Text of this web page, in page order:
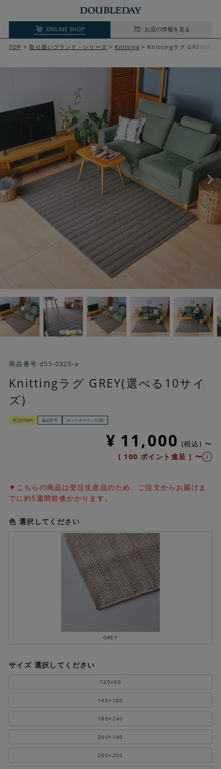
ONLINE SHOP お店の情報を見る
TOP 取り扱いブランド・シリーズ Knitting Knittingラグ GREY(選べ
商品番号 d55-0325-a
Knittingラグ GREY(選べる10サイ
ズ)
配送料無料 返品不可 ホットカーペットOK
¥ 11,000 税込
〜
[ 100 ポイント進呈 ] 〜
▼こちらの商品は受注生産品のため、ご注文からお届けま
でに約5週間前後かかります。
色 選択してください
GREY
サイズ 選択してください
120×50
140×100
180×240
200×140
200×200